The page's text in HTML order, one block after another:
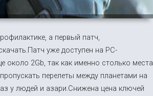
а первый патч,
уже доступен на PC-
около 2Gb, так как именно столько места
перелеты между планетами на
у людей и азари.Снижена цена ключей